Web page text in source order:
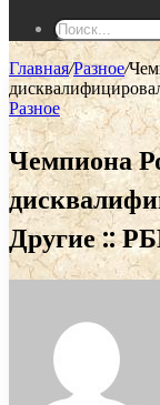
Главная/Разное/
Разное
Чемпиона
Другие ::